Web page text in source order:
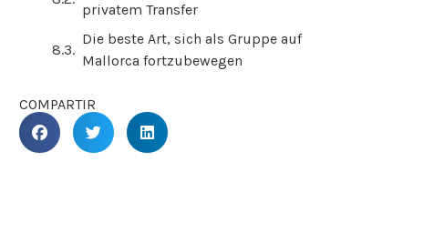
privatem Transfer
Die beste Art, sich als Gruppe auf
Mallorca fortzubewegen
COMPARTIR